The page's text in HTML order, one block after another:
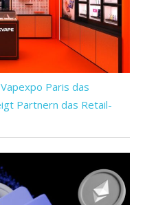
Paris das
Partnern das Retail-